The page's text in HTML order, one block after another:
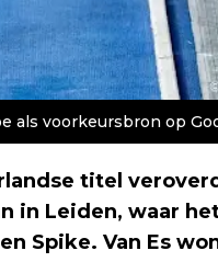
als voorkeursbron op
titel
Leiden, waar het
Spike. Van Es